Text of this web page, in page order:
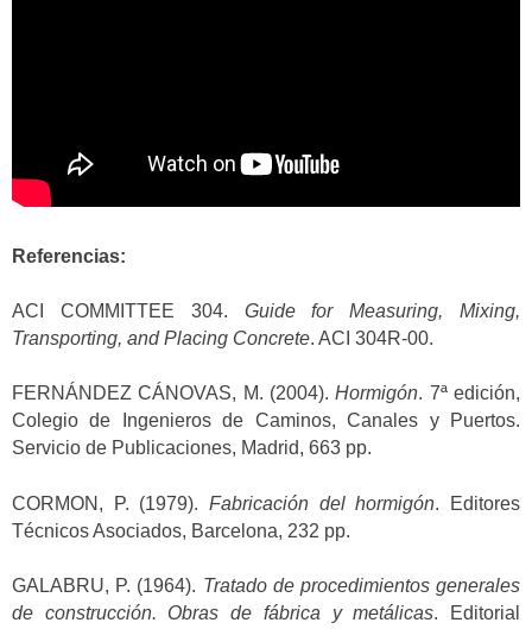
Referencias:
ACI COMMITTEE 304. Guide for Measuring, Mixing,
Transporting, and Placing Concrete. ACI 304R-00.
FERNÁNDEZ CÁNOVAS, M. (2004).Hormigón. 7ª edición,
Colegio de Ingenieros de Caminos, Canales y Puertos.
Servicio de Publicaciones, Madrid, 663 pp.
CORMON, P. (1979). Fabricación del hormigón. Editores
Técnicos Asociados, Barcelona, 232 pp.
GALABRU, P. (1964). Tratado de procedimientos generales
de construcción. Obras de fábrica y metálicas. Editorial